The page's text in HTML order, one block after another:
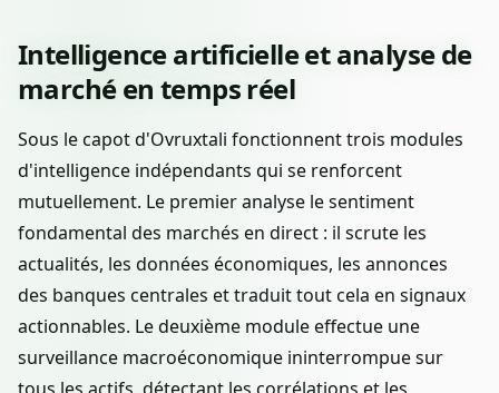
Intelligence artificielle et analyse de
marché en temps réel
Sous le capot d'Ovruxtali fonctionnent trois modules
d'intelligence indépendants qui se renforcent
mutuellement. Le premier analyse le sentiment
fondamental des marchés en direct : il scrute les
actualités, les données économiques, les annonces
des banques centrales et traduit tout cela en signaux
actionnables. Le deuxième module effectue une
surveillance macroéconomique ininterrompue sur